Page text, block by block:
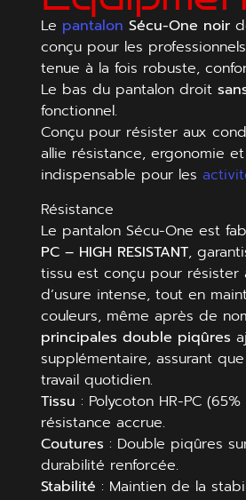
Le pantalon Sécu-One noir
conçu pour les
tenue à la fois robuste,
Le bas du pantalon droit
fonctionnel.
Conçu pour résister aux
allie résistance, ergonomie
indispensable pour les
Résistance
Le pantalon Sécu-One est
PC – HIGH RESISTANT,
tissu est conçu pour
d’usure intense, tout en
couleurs, même après de
principales double piqûres
supplémentaire, assurant
travail quotidien.
Tissu : Polycoton HR-PC
résistance accrue.
Coutures : Double piqûres
durabilité renforcée.
Stabilité : Maintien de la